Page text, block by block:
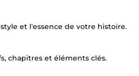
et l'essence de votre histoire.
chapitres et éléments clés.